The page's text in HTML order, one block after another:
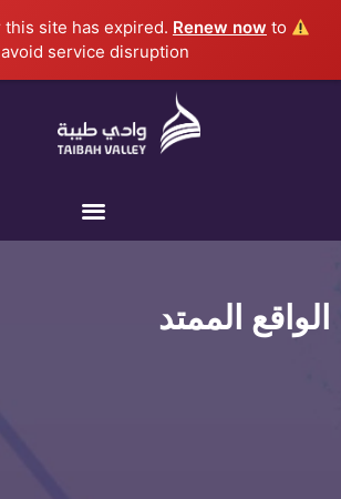
Renew now to
avoid service disruption.
الواقع الممتد